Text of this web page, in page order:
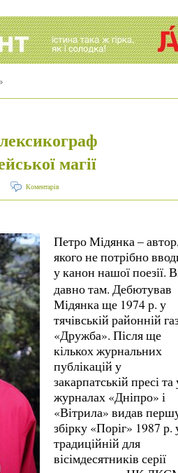
магії
Коментарів
Петро Мідянка –
якого не потрібно
у канон нашої поезії.
давно там. Дебютував
Мідянка ще 1974 р. у
тячівській районній
«Дружба». Після ще
кількох журнальних
публікацій у
закарпатській пресі та
журналах «Дніпро» і
«Вітрила» видав
збірку «Поріг» 1987 р.
традиційній для
вісімдесятників серії